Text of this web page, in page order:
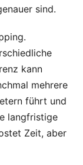
sind.
kann
mehrere
führt und
langfristige
Zeit, aber